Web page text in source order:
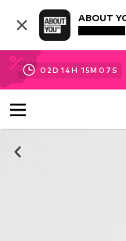
ABOUT
02D 14H 15M 07 S